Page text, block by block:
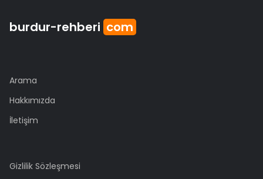
burdur-rehberi com
Arama
Hakkımızda
İletişim
Gizlilik Sözleşmesi